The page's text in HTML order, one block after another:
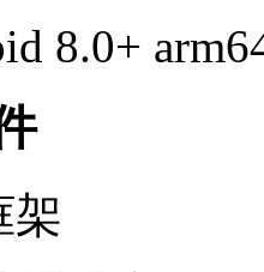
8.0+
架